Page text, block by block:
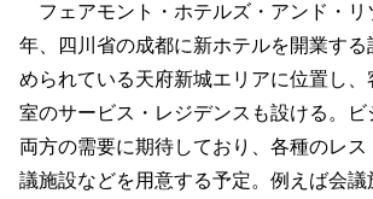
フェアモント・ホテルズ・アンド・リ
年、四川省の成都に新ホテルを開業する
められている天府新城エリアに位置し
室のサービス・レジデンスも設ける。ビ
両方の需要に期待しており、各種のレ
議施設などを用意する予定。例えば会